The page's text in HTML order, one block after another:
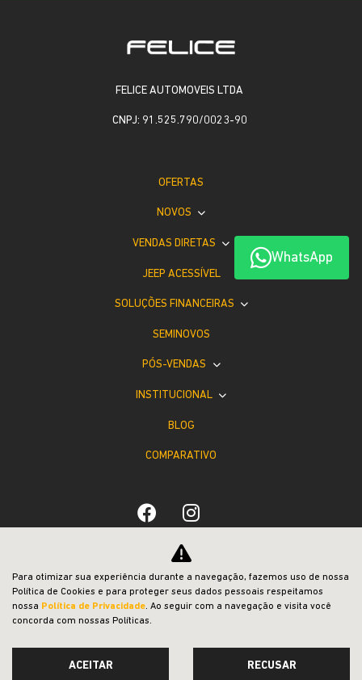
WhatsApp
FELICE AUTOMOVEIS LTDA
CNPJ: 91.525.790/0023-90
OFERTAS
NOVOS
VENDAS DIRETAS
JEEP ACESSÍVEL
SOLUÇÕES FINANCEIRAS
SEMINOVOS
PÓS-VENDAS
INSTITUCIONAL
BLOG
COMPARATIVO
Desacelere. Seu bem maior é a vida.
Para otimizar sua experiência durante a navegação, fazemos uso de nossa
Política de Cookies e para proteger seus dados pessoais respeitamos
nossa Política de Privacidade. Ao seguir com a navegação e visita você
concorda com nossas Políticas.
ACEITAR RECUSAR